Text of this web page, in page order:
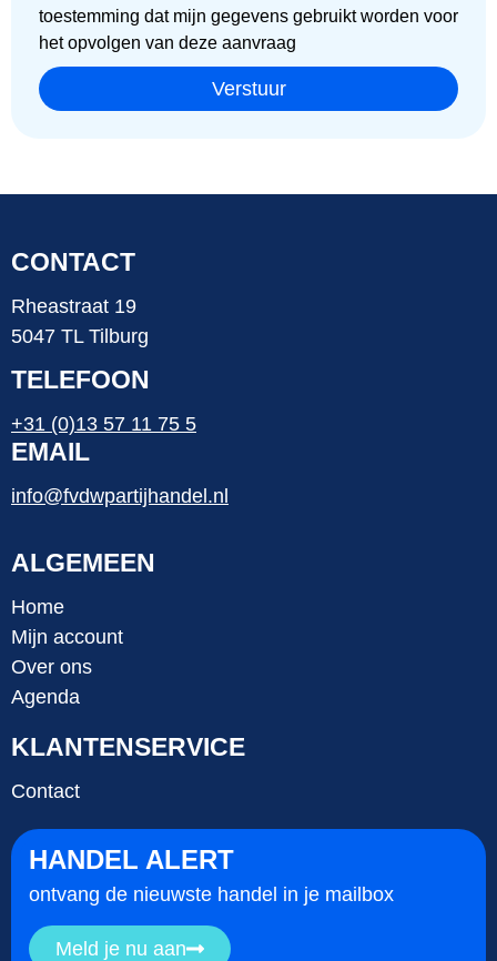
toestemming dat mijn gegevens gebruikt worden voor
het opvolgen van deze aanvraag
Verstuur
CONTACT
Rheastraat 19
5047 TL Tilburg
TELEFOON
+31 (0)13 57 11 75 5
EMAIL
info@fvdwpartijhandel.nl
ALGEMEEN
Home
Mijn account
Over ons
Agenda
KLANTENSERVICE
Contact
HANDEL ALERT
ontvang de nieuwste handel in je mailbox
Meld je nu aan